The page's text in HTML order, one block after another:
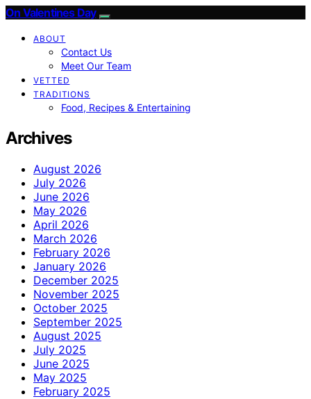
On Valentines Day
ABOUT
Contact Us
Meet Our Team
VETTED
TRADITIONS
Food, Recipes & Entertaining
Archives
August 2026
July 2026
June 2026
May 2026
April 2026
March 2026
February 2026
January 2026
December 2025
November 2025
October 2025
September 2025
August 2025
July 2025
June 2025
May 2025
February 2025